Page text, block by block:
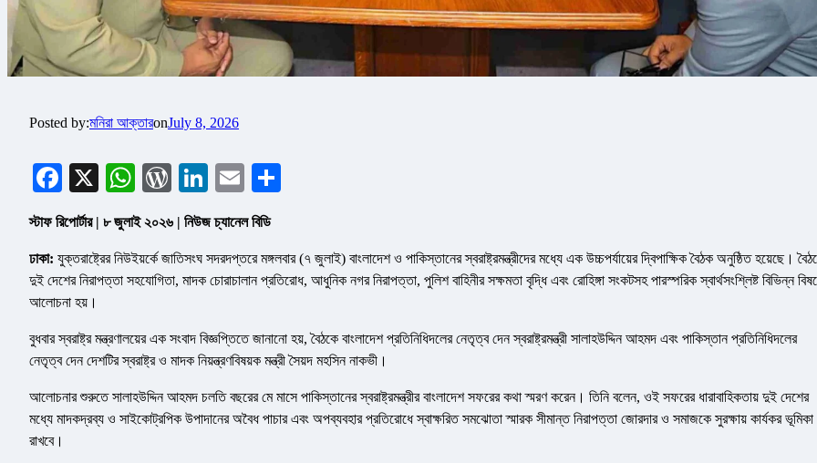
Posted by:মনিরা আক্তারonJuly 8, 2026
Facebook
X WhatsApp
WordPress
LinkedIn
Email
স্টাফ রিপোর্টার | ৮ জুলাই ২০২৬ | নিউজ চ্যানেল বিডি
ঢাকা: যুক্তরাষ্ট্রের নিউইয়র্কে জাতিসংঘ সদরদপ্তরে মঙ্গলবার (৭ জুলাই) বাংলাদেশ ও পাকিস্তানের স্বরাষ্ট্রমন্ত্রীদের মধ্যে এক উচ্চপর্যায়ের দ্বিপাক্ষিক বৈঠক অনুষ্ঠিত হয়েছে।
দুই দেশের নিরাপত্তা সহযোগিতা, মাদক চোরাচালান প্রতিরোধ, আধুনিক নগর নিরাপত্তা, পুলিশ বাহিনীর সক্ষমতা বৃদ্ধি এবং রোহিঙ্গা সংকটসহ পারস্পরিক স্বার্থসংশ্লিষ্ট বিভিন্ন
আলোচনা হয়।
বুধবার স্বরাষ্ট্র মন্ত্রণালয়ের এক সংবাদ বিজ্ঞপ্তিতে জানানো হয়, বৈঠকে বাংলাদেশ প্রতিনিধিদলের নেতৃত্ব দেন স্বরাষ্ট্রমন্ত্রী সালাহউদ্দিন আহমদ এবং পাকিস্তান প্রতিনিধিদলের
নেতৃত্ব দেন দেশটির স্বরাষ্ট্র ও মাদক নিয়ন্ত্রণবিষয়ক মন্ত্রী সৈয়দ মহসিন নাকভী।
আলোচনার শুরুতে সালাহউদ্দিন আহমদ চলতি বছরের মে মাসে পাকিস্তানের স্বরাষ্ট্রমন্ত্রীর বাংলাদেশ সফরের কথা স্মরণ করেন। তিনি বলেন, ওই সফরের ধারাবাহিকতায় দুই দেশের
মধ্যে মাদকদ্রব্য ও সাইকোট্রপিক উপাদানের অবৈধ পাচার এবং অপব্যবহার প্রতিরোধে স্বাক্ষরিত সমঝোতা স্মারক সীমান্ত নিরাপত্তা জোরদার ও সমাজকে সুরক্ষায় কার্যকর ভূমিকা
রাখবে।